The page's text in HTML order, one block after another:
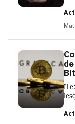
Il